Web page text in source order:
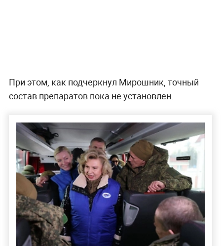
При этом, как подчеркнул Мирошник, точный
состав препаратов пока не установлен.